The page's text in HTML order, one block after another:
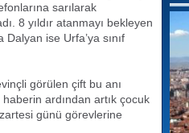
sarılarak
8 yıldır atanmayı bekleyen
ise Urfa’ya sınıf
görülen çift bu anı
ardından artık çocuk
günü görevlerine